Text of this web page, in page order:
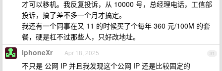
才可以移机。我反复投诉，从 10000 号，总经理电话，工信部
投诉，搞了差不多一个月才搞定。
我还有一个同事在又 11 的时候买了个每年 360 元/100M 的套
餐，硬是杠不过那些人，只好改地址。
31
iphoneXr Apr 18, 2025
不只是 公网 IP 并且我发现这个公网 IP 还是比较固定的